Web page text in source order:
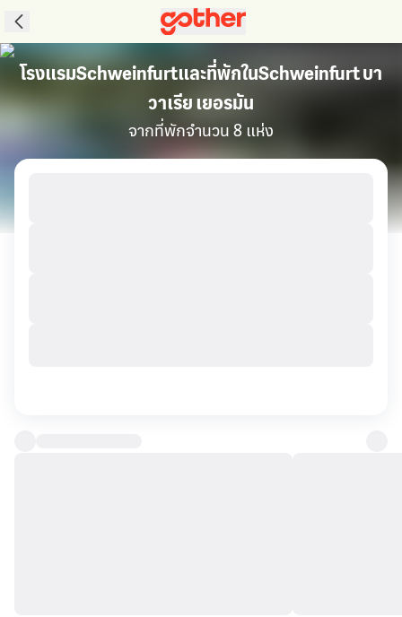
โรงแรมSchweinfurtและที่พักในSchweinfurt บา
วาเรีย เยอรมัน
จากที่พักจำนวน 8 แห่ง